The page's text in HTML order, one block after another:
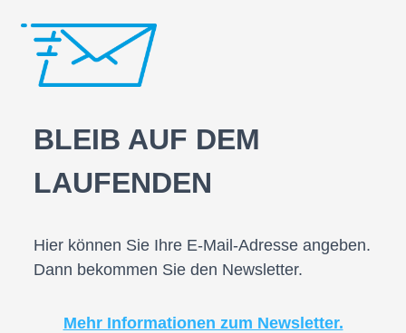
BLEIB AUF DEM
LAUFENDEN
Hier können Sie Ihre E-Mail-Adresse angeben.
Dann bekommen Sie den Newsletter.
Mehr Informationen zum Newsletter.